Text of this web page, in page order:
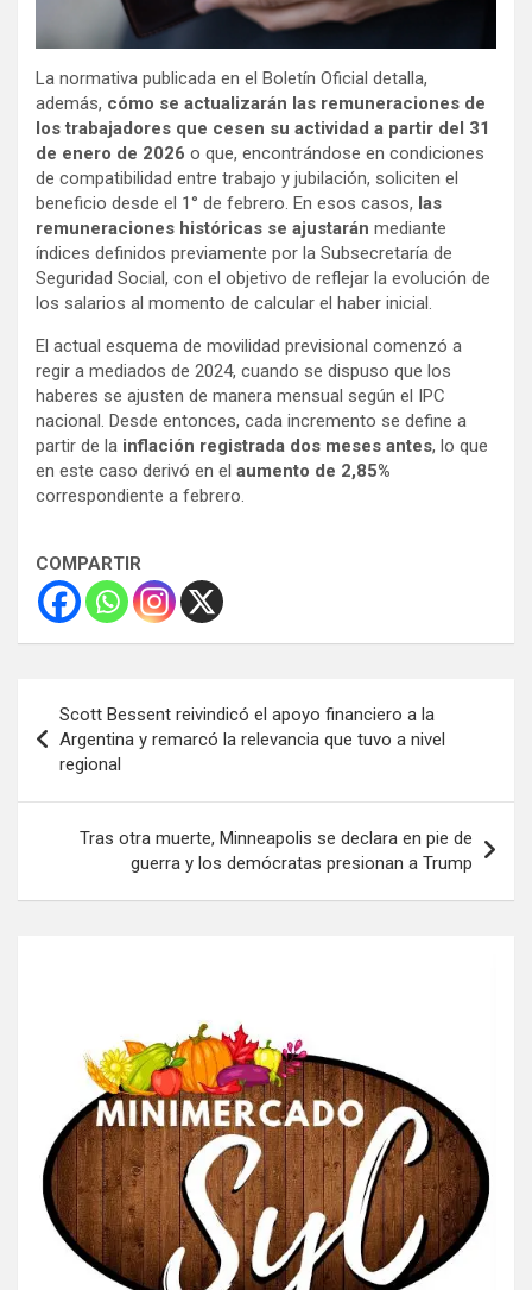
La normativa publicada en el Boletín Oficial detalla,
además, cómo se actualizarán las remuneraciones de
los trabajadores que cesen su actividad a partir del 31
de enero de 2026 o que, encontrándose en condiciones
de compatibilidad entre trabajo y jubilación, soliciten el
beneficio desde el 1° de febrero. En esos casos, las
remuneraciones históricas se ajustarán mediante
índices definidos previamente por la Subsecretaría de
Seguridad Social, con el objetivo de reflejar la evolución de
los salarios al momento de calcular el haber inicial.
El actual esquema de movilidad previsional comenzó a
regir a mediados de 2024, cuando se dispuso que los
haberes se ajusten de manera mensual según el IPC
nacional. Desde entonces, cada incremento se define a
partir de la inflación registrada dos meses antes, lo que
en este caso derivó en el aumento de 2,85%
correspondiente a febrero.
COMPARTIR
de
entradas
Scott Bessent reivindicó el apoyo financiero a la
Argentina y remarcó la relevancia que tuvo a nivel
regional
Tras otra muerte, Minneapolis se declara en pie de
guerra y los demócratas presionan a Trump